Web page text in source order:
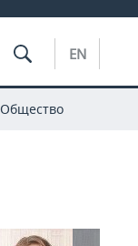
EN
Общество